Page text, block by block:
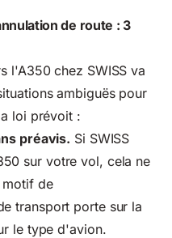
de route : 3
l'A350 chez SWISS va
ambiguës pour
loi prévoit :
préavis. Si SWISS
sur votre vol, cela ne
motif de
transport porte sur la
le type d'avion.